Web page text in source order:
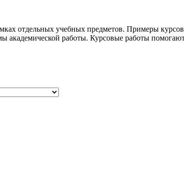
отдельных учебных предметов. Примеры
академической работы. Курсовые работы